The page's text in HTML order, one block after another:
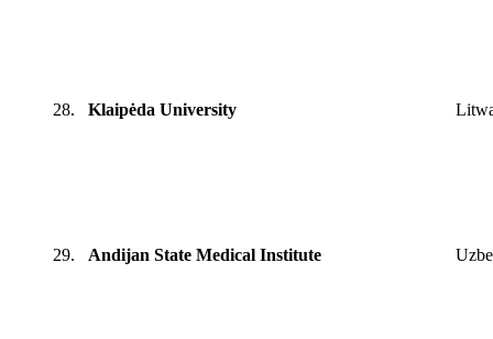
28. Klaipėda University
29. Andijan State Medical Institute